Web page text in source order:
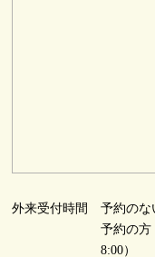
外来受付時間
予約の
予約の
8:00）